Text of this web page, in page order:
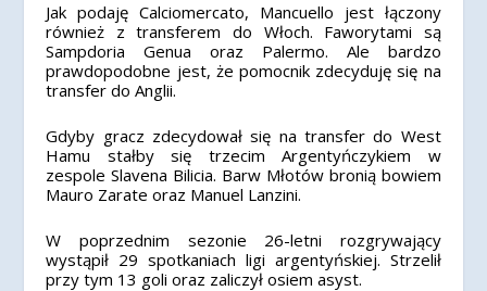
Jak podaję Calciomercato, Mancuello jest łączony
również z transferem do Włoch. Faworytami są
Sampdoria Genua oraz Palermo. Ale bardzo
prawdopodobne jest, że pomocnik zdecyduję się na
transfer do Anglii.
Gdyby gracz zdecydował się na transfer do West
Hamu stałby się trzecim Argentyńczykiem w
zespole Slavena Bilicia. Barw Młotów bronią bowiem
Mauro Zarate oraz Manuel Lanzini.
W poprzednim sezonie 26-letni rozgrywający
wystąpił 29 spotkaniach ligi argentyńskiej. Strzelił
przy tym 13 goli oraz zaliczył osiem asyst.